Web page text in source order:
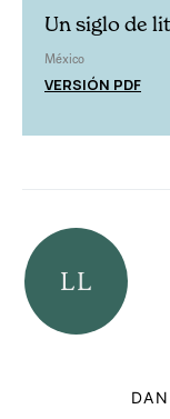
Un siglo de
México
VERSIÓN PDF